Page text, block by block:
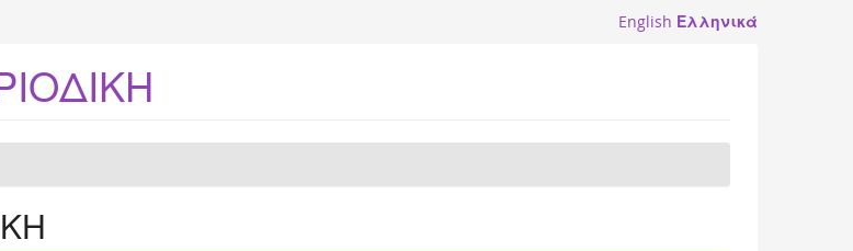
English Ελληνικά